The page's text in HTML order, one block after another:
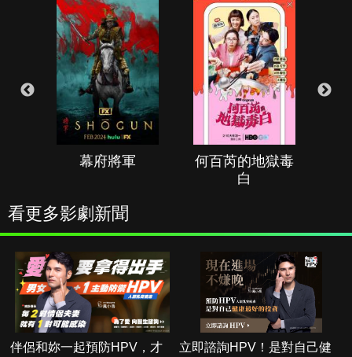
幕府將軍
何百芮的地獄毒
白
看更多影劇新聞
伴侶和妳一起預防HPV，才
立即諮詢HPV！是對自己健